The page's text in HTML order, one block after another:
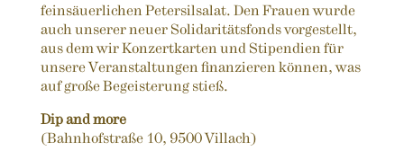
feinsäuerlichen Petersilsalat. Den Frauen wurde
auch unserer neuer Solidaritätsfonds vorgestellt,
aus dem wir Konzertkarten und Stipendien für
unsere Veranstaltungen finanzieren können, was
auf große Begeisterung stieß.
Dip and more
(Bahnhofstraße 10, 9500 Villach)